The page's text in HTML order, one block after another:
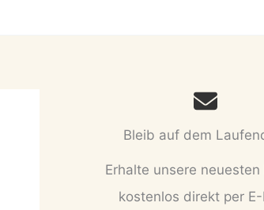
Bleib auf dem
Erhalte unsere neuesten
kostenlos direkt per